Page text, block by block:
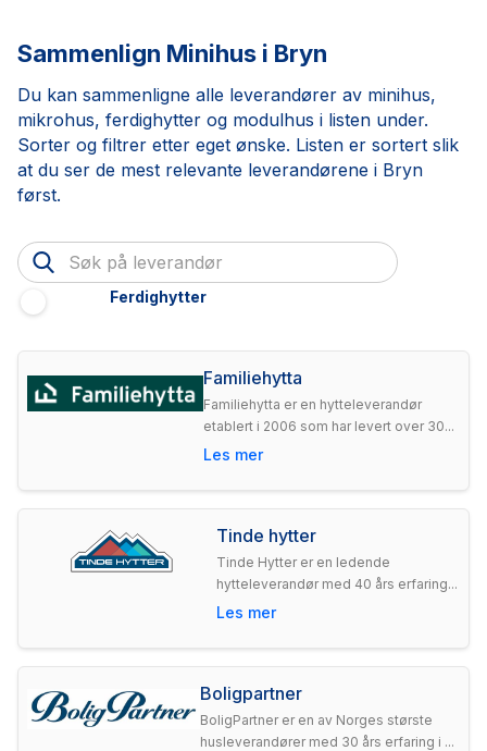
Sammenlign Minihus i Bryn
Du kan sammenligne alle leverandører av minihus,
mikrohus, ferdighytter og modulhus i listen under.
Sorter og filtrer etter eget ønske. Listen er sortert slik
at du ser de mest relevante leverandørene i Bryn
først.
Ferdighytter
Familiehytta
Familiehytta er en hytteleverandør
etablert i 2006 som har levert over 30...
Les mer
Tinde hytter
Tinde Hytter er en ledende
hytteleverandør med 40 års erfaring...
Les mer
Boligpartner
BoligPartner er en av Norges største
husleverandører med 30 års erfaring i ...